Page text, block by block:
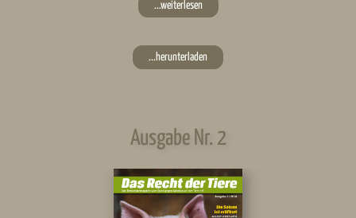
...weiterlesen
...herunterladen
Ausgabe Nr. 2